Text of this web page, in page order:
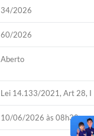
34/2026
60/2026
Aberto
Lei 14.133/2021, Art 28, I
10/06/2026 às 08h30